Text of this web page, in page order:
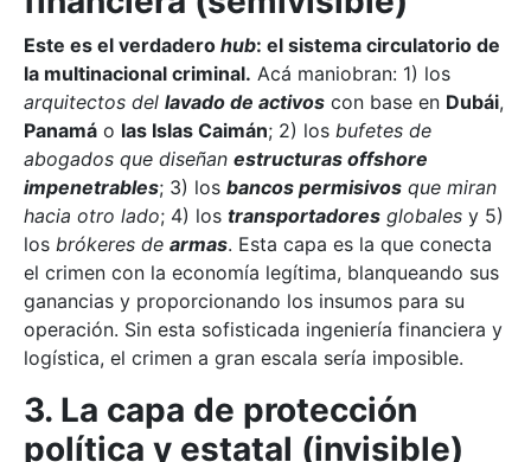
Este es el verdadero hub: el sistema circulatorio de
la multinacional criminal. Acá maniobran: 1) los
arquitectos del lavado de activos con base en Dubái,
Panamá o las Islas Caimán; 2) los bufetes de
abogados que diseñan estructuras offshore
impenetrables; 3) los bancos permisivos que miran
hacia otro lado; 4) los transportadores globales y 5)
los brókeres de armas. Esta capa es la que conecta
el crimen con la economía legítima, blanqueando sus
ganancias y proporcionando los insumos para su
operación. Sin esta sofisticada ingeniería financiera y
logística, el crimen a gran escala sería imposible.
3. La capa de protección
política y estatal (invisible)